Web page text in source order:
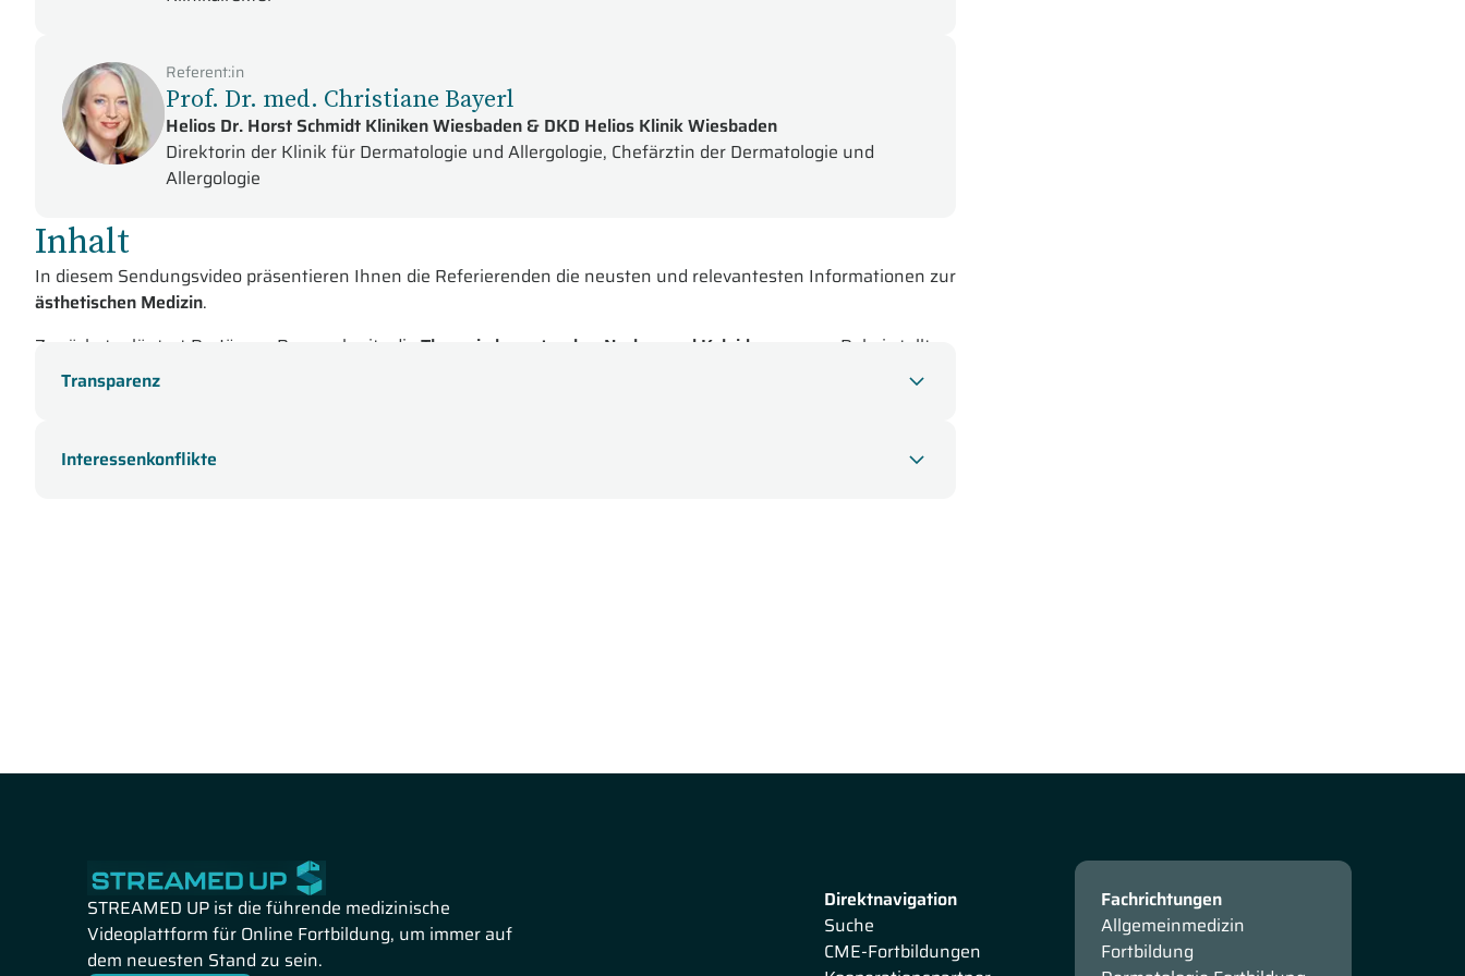
Referent:in
Prof. Dr. med. Christiane Bayerl
Helios Dr. Horst Schmidt Kliniken Wiesbaden & DKD Helios Klinik Wiesbaden
Direktorin der Klinik für Dermatologie und Allergologie, Chefärztin der Dermatologie und
Allergologie
Inhalt
In diesem Sendungsvideo präsentieren Ihnen die Referierenden die neusten und relevantesten Informationen zur
ästhetischen Medizin.
Zunächst erläutert Dr. Jürgen Bauerschmitz die Therapie hypertropher Narben und Keloide
genauer. Dabei stellt er
die Therapie-Optionen nach der AWMD Leitlinie 2020 vor und veranschaulicht seinen Vortrag durch Beispiele aus
der Praxis.
Einsatz das Behandlungsspektrum der ästhetischen Dermatologie in den letzten 25 Jahren revolutioniert sowie
Transparenz
Interessenkonflikte
STREAMED UP ist die führende medizinische
Videoplattform für Online Fortbildung, um immer auf
dem neuesten Stand zu sein.
Direktnavigation
Suche
CME-Fortbildungen
Fachrichtungen
Allgemeinmedizin
Fortbildung